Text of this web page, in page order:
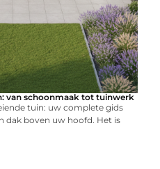
van schoonmaak tot tuinwerk
tuin: uw complete gids
dak boven uw hoofd. Het is